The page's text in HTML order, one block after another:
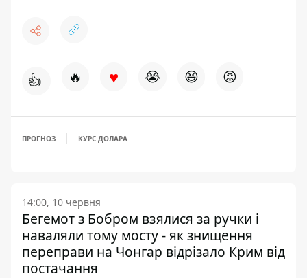
👍 🔥 ♥ 😭 😆 😡
ПРОГНОЗ КУРС ДОЛАРА
14:00, 10 червня
Бегемот з Бобром взялися за ручки і
наваляли тому мосту - як знищення
переправи на Чонгар відрізало Крим від
постачання